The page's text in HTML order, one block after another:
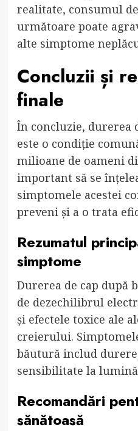
realitate, consumul
următoare poate
alte simptome
Concluzii și
finale
În concluzie, durerea
este o condiție
milioane de oameni
important să se
simptomele acestei
preveni și a o trata
Rezumatul
simptome
Durerea de cap după
de dezechilibrul
și efectele toxice ale
creierului.
băutură includ
sensibilitate la
Recomandări
sănătoasă